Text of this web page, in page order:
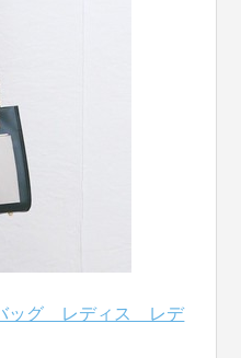
ッグ レディス レデ